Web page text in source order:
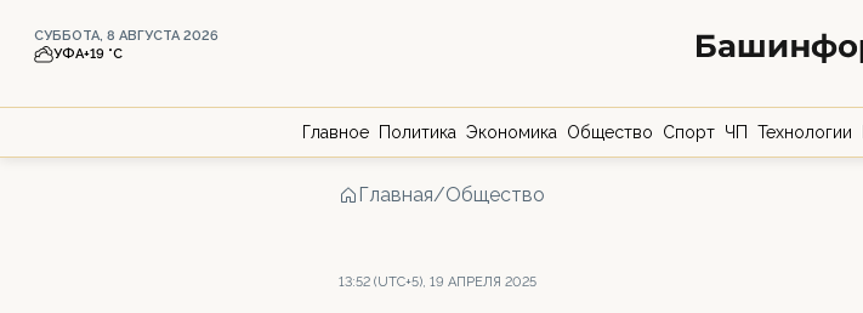
СУББОТА, 8 АВГУСТА 2026
УФА+19 °С
Главное Политика Экономика Общество Спорт ЧП Технологии
Главная/Общество
13:52 (UTC+5), 19 АПРЕЛЯ 2025